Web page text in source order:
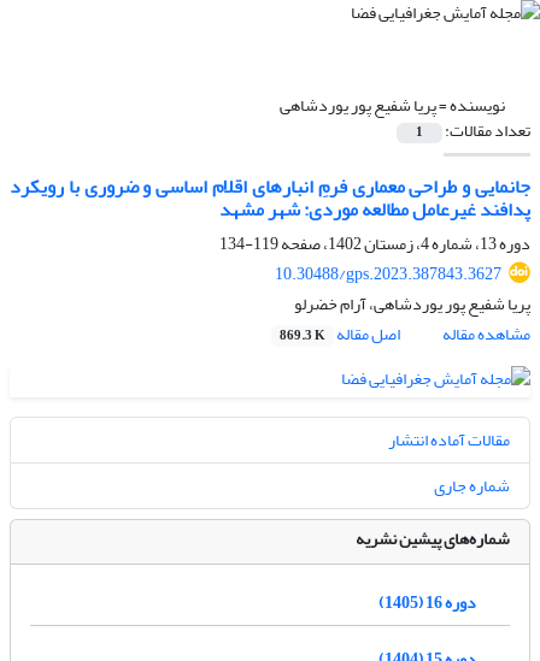
نویسنده =پریا شفیع پور یوردشاهی
تعداد مقالات: 1
جانمایی و طراحی معماری فرمِ انبارهای اقلام اساسی و ضروری با رویکرد
پدافند غیرعامل مطالعه موردی: شهر مشهد
دوره 13، شماره 4، زمستان 1402، صفحه
119-134
10.30488/gps.2023.387843.3627
پریا شفیع پور یوردشاهی، آرام خضرلو
مشاهده مقاله
اصل مقاله 869.3 K
مقالات آماده انتشار
شماره جاری
شماره‌های پیشین نشریه
دوره 16 (1405)